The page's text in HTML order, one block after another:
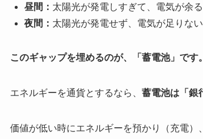
昼間： 太陽光が発電しすぎて、電気が余
夜間： 太陽光が発電せず、電気が足りな
このギャップを埋めるのが、「蓄電池」です。
エネルギーを通貨とするなら、 蓄電池は「銀
価値が低い時にエネルギーを預かり（充電）